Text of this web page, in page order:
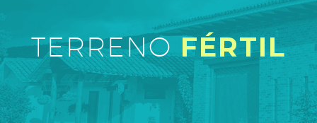
TERRENO FÉRTIL